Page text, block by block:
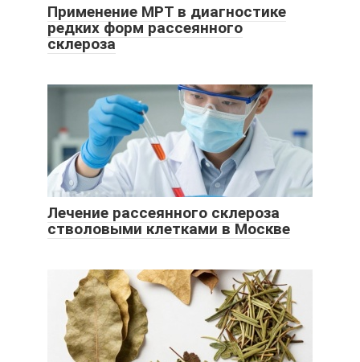
Применение МРТ в диагностике
редких форм рассеянного
склероза
Лечение рассеянного склероза
стволовыми клетками в Москве